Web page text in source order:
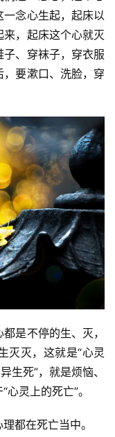
念心生起，起床以
，起床这个心就灭
、穿袜子，穿衣服
要漱口、洗脸，穿
是不停的生、灭，
灭灭，这就是“心灵
生死”，就是烦恼、
灵上的死亡”。
都在死亡当中。